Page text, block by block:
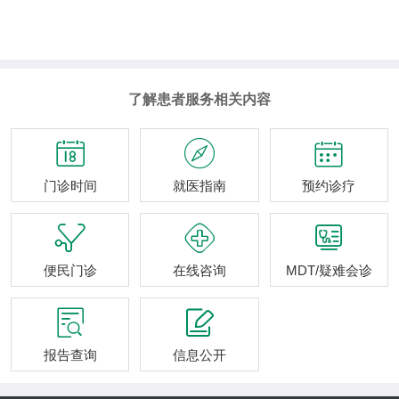
了解患者服务相关内容

门诊时间

就医指南

预约诊疗

便民门诊

在线咨询

MDT/疑难会诊

报告查询

信息公开